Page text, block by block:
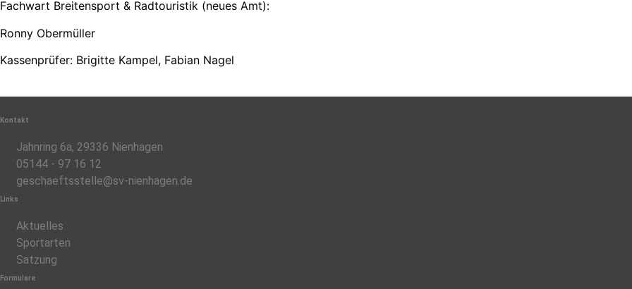
Fachwart Breitensport & Radtouristik (neues Amt):
Ronny Obermüller
Kassenprüfer: Brigitte Kampel, Fabian Nagel
Kontakt
Jahnring 6a, 29336 Nienhagen
05144 - 97 16 12
geschaeftsstelle@sv-nienhagen.de
Links
Aktuelles
Sportarten
Satzung
Formulare